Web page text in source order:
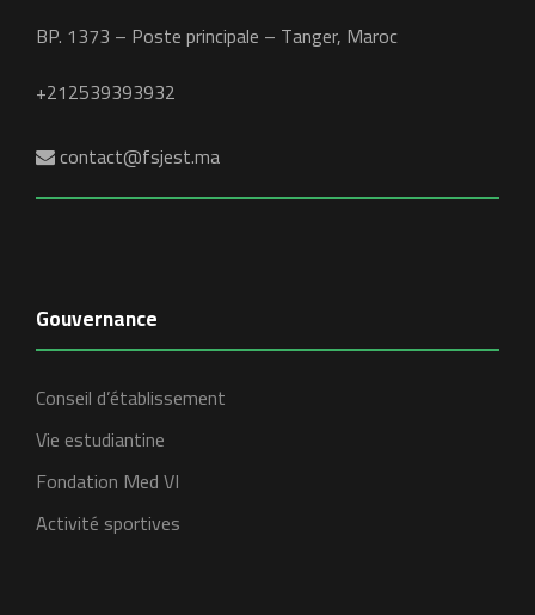
BP. 1373 – Poste principale – Tanger, Maroc
+212539393932
contact@fsjest.ma
Gouvernance
Conseil d’établissement
Vie estudiantine
Fondation Med VI
Activité sportives